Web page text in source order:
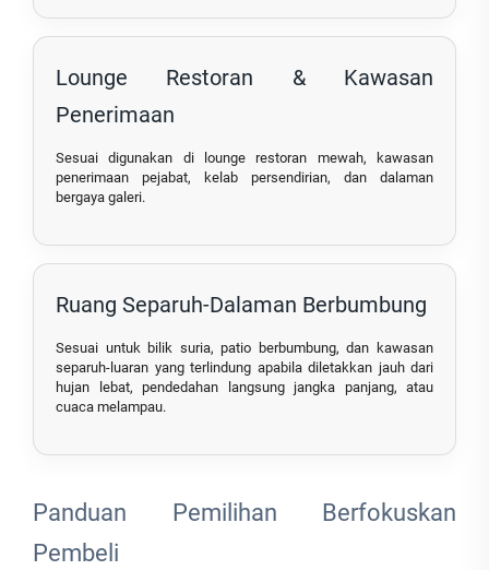
Lounge Restoran & Kawasan
Penerimaan
Sesuai digunakan di lounge restoran mewah, kawasan
penerimaan pejabat, kelab persendirian, dan dalaman
bergaya galeri.
Ruang Separuh-Dalaman Berbumbung
Sesuai untuk bilik suria, patio berbumbung, dan kawasan
separuh-luaran yang terlindung apabila diletakkan jauh dari
hujan lebat, pendedahan langsung jangka panjang, atau
cuaca melampau.
Panduan Pemilihan Berfokuskan
Pembeli